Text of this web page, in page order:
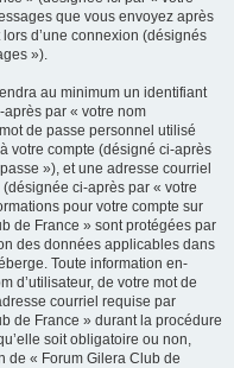
que vous envoyez après
lors d’une connexion (désignés
»).
au minimum un identifiant
par « votre nom
de passe personnel utilisé
votre compte (désigné ci-après
»), et une adresse courriel
ci-après par « votre
pour votre compte sur
de France » sont protégées par
des données applicables dans
Toute information en-
d’utilisateur, de votre mot de
courriel requise par
de France » durant la procédure
soit obligatoire ou non,
de « Forum Gilera Club de